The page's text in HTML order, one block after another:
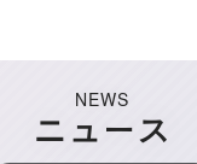
NEWS
ニュース